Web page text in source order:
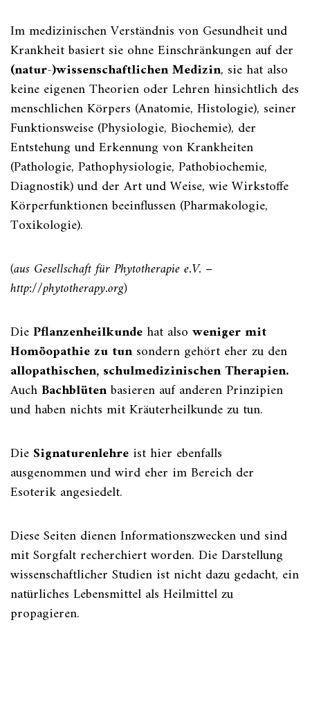
Im medizinischen Verständnis von Gesundheit und
Krankheit basiert sie ohne Einschränkungen auf der
(natur-)wissenschaftlichen Medizin, sie hat also
keine eigenen Theorien oder Lehren hinsichtlich des
menschlichen Körpers (Anatomie, Histologie), seiner
Funktionsweise (Physiologie, Biochemie), der
Entstehung und Erkennung von Krankheiten
(Pathologie, Pathophysiologie, Pathobiochemie,
Diagnostik) und der Art und Weise, wie Wirkstoffe
Körperfunktionen beeinflussen (Pharmakologie,
Toxikologie).
(aus Gesellschaft für Phytotherapie e.V. –
http://phytotherapy.org)
DiePflanzenheilkundehat also weniger mit
Homöopathie zu tunsondern gehört eher zu den
allopathischen, schulmedizinischen Therapien.
AuchBachblütenbasieren auf anderen Prinzipien
und haben nichts mit Kräuterheilkunde zu tun.
Die Signaturenlehre ist hier ebenfalls
ausgenommen und wird eher im Bereich der
Esoterik angesiedelt.
Diese Seiten dienen Informationszwecken und sind
mit Sorgfalt recherchiert worden. Die Darstellung
wissenschaftlicher Studien ist nicht dazu gedacht, ein
natürliches Lebensmittel als Heilmittel zu
propagieren.